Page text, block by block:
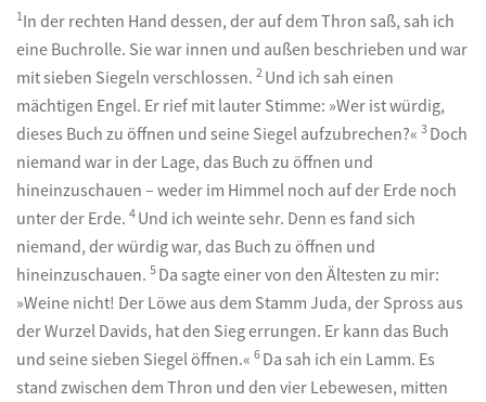
1 In der rechten Hand dessen, der auf dem Thron saß, sah ich
eine Buchrolle. Sie war innen und außen beschrieben und war
mit sieben Siegeln verschlossen. 2 Und ich sah einen
mächtigen Engel. Er rief mit lauter Stimme: »Wer ist würdig,
dieses Buch zu öffnen und seine Siegel aufzubrechen?« 3 Doch
niemand war in der Lage, das Buch zu öffnen und
hineinzuschauen – weder im Himmel noch auf der Erde noch
unter der Erde. 4 Und ich weinte sehr. Denn es fand sich
niemand, der würdig war, das Buch zu öffnen und
hineinzuschauen. 5 Da sagte einer von den Ältesten zu mir:
»Weine nicht! Der Löwe aus dem Stamm Juda, der Spross aus
der Wurzel Davids, hat den Sieg errungen. Er kann das Buch
und seine sieben Siegel öffnen.« 6 Da sah ich ein Lamm. Es
stand zwischen dem Thron und den vier Lebewesen, mitten